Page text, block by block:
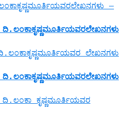
–
ಲೇಖನಗಳು
ಕೃಷ್ಣಮೂರ್ತಿಯವರ